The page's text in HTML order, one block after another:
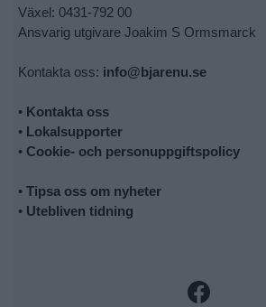
Växel: 0431-792 00
Ansvarig utgivare Joakim S Ormsmarck
Kontakta oss: info@bjarenu.se
• Kontakta oss
• Lokalsupporter
• Cookie- och personuppgiftspolicy
• Tipsa oss om nyheter
• Utebliven tidning